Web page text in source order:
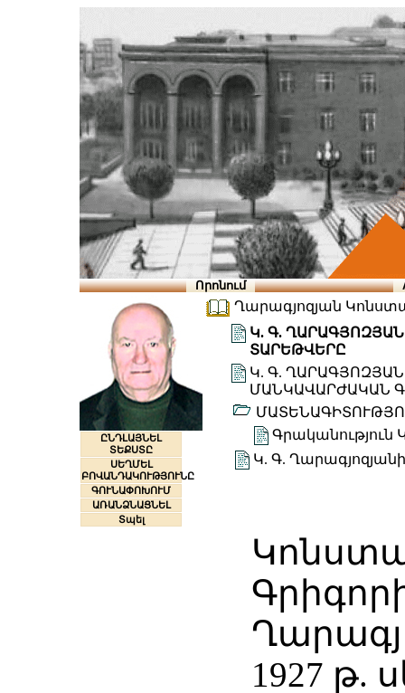
Որոնում
ԸՆԴԼԱՅՆԵԼ
ՏԵՔՍՏԸ
ՍԵՂՄԵԼ
ԲՈՎԱՆԴԱԿՈՒԹՅՈՒՆԸ
ԳՈՒՆԱՓՈԽՈՒՄ
ԱՌԱՆՁՆԱՑՆԵԼ
Տպել
Ղարագյոզյան
Կ. Գ.
ՏԱՐԵԹՎԵՐԸ
Կ. Գ.
ՄԱՆԿԱՎԱՐԺԱԿԱՆ
Գրականություն
Կ. Գ.
1927 թ.